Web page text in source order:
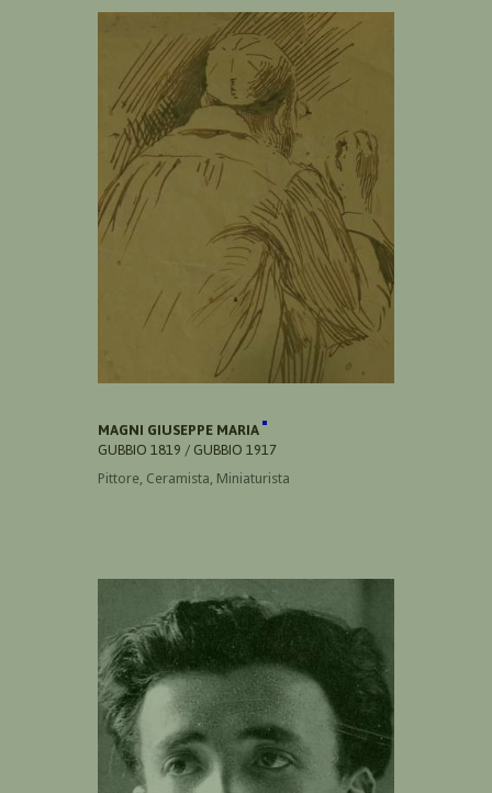
MAGNI GIUSEPPE MARIA
GUBBIO 1819 / GUBBIO 1917
Pittore, Ceramista, Miniaturista